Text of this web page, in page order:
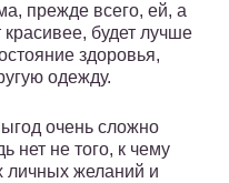
прежде всего, ей, а
красивее, будет лучше
здоровья,
одежду.
очень сложно
нет не того, к чему
личных желаний и